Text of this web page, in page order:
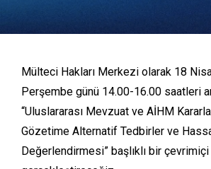
Mülteci Hakları Merkezi olarak 18
Perşembe günü 14.00-16.00 saatleri
“Uluslararası Mevzuat ve AİHM
Gözetime Alternatif Tedbirler ve
Değerlendirmesi” başlıklı bir